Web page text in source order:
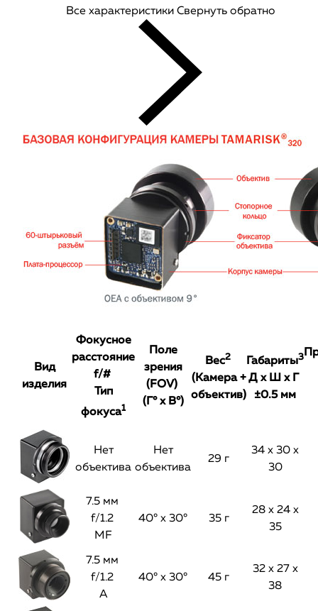
Все характеристики Свернуть обратно
Вид
изделия
Фокусное
расстояние
f/#
Тип
фокуса1
Поле
зрения
(FOV)
(Г° х В°)
Вес2
(Камера +
объектив)
Габариты3
Д х Ш х Г
±0.5 мм
Нет
объектива
Нет
объектива
29 г
34 х 30 х
30
7.5 мм
f/1.2
MF
40° х 30° 35 г
28 х 24 х
35
7.5 мм
f/1.2
A
40° х 30° 45 г
32 х 27 х
38